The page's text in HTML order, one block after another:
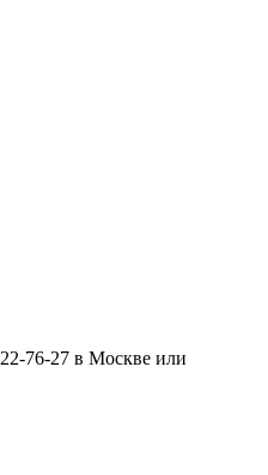
76-27 в Москве или